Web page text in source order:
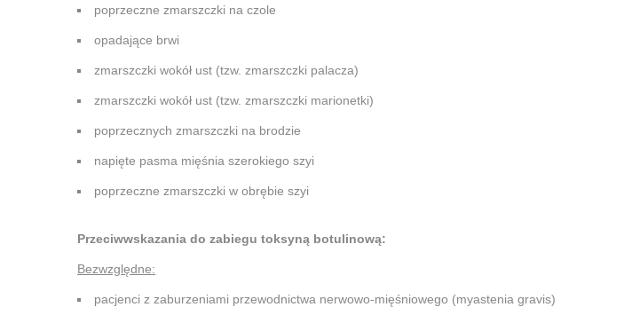
poprzeczne zmarszczki na czole
opadające brwi
zmarszczki wokół ust (tzw. zmarszczki palacza)
zmarszczki wokół ust (tzw. zmarszczki marionetki)
poprzecznych zmarszczki na brodzie
napięte pasma mięśnia szerokiego szyi
poprzeczne zmarszczki w obrębie szyi
Przeciwwskazania do zabiegu toksyną botulinową:
Bezwzględne:
pacjenci z zaburzeniami przewodnictwa nerwowo-mięśniowego (myastenia gravis)